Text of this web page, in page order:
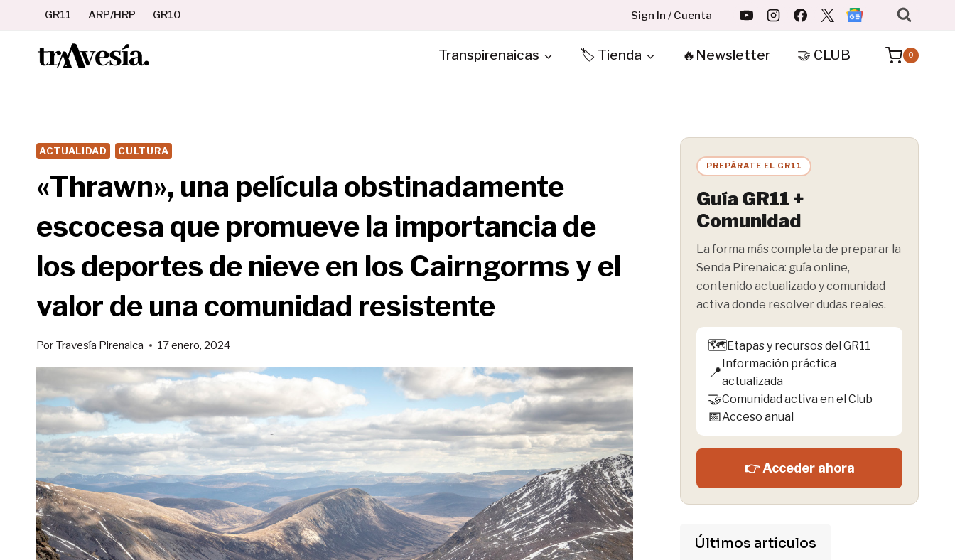
contenido
GR11 ARP/HRP GR10 Sign In / Cuenta
Transpirenaicas 🏷️ Tienda 🔥Newsletter 🤝 CLUB 0
ACTUALIDAD CULTURA
«Thrawn», una película obstinadamente
escocesa que promueve la importancia de
los deportes de nieve en los Cairngorms y el
valor de una comunidad resistente
Por Travesía Pirenaica 17 enero, 2024
PREPÁRATE EL GR11
Guía GR11 +
Comunidad
La forma más completa de preparar la
Senda Pirenaica: guía online,
contenido actualizado y comunidad
activa donde resolver dudas reales.
🗺️Etapas y recursos del GR11
📍
Información práctica
actualizada
🤝Comunidad activa en el Club
📅Acceso anual
👉 Acceder ahora
Últimos artículos